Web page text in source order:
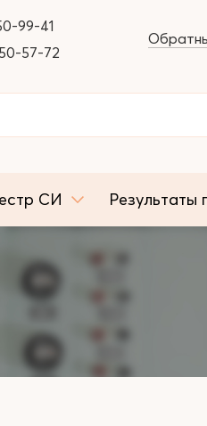
99-41
57-72
СИ Результаты